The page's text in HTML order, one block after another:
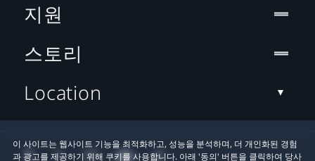
이 사이트는 웹사이트 기능을 최적화하고, 성능을 분석하며, 더 개인화된 경험
과 광고를 제공하기 위해 쿠키를 사용합니다. 아래 '동의' 버튼을 클릭하여 당사
지원
스토리
Location